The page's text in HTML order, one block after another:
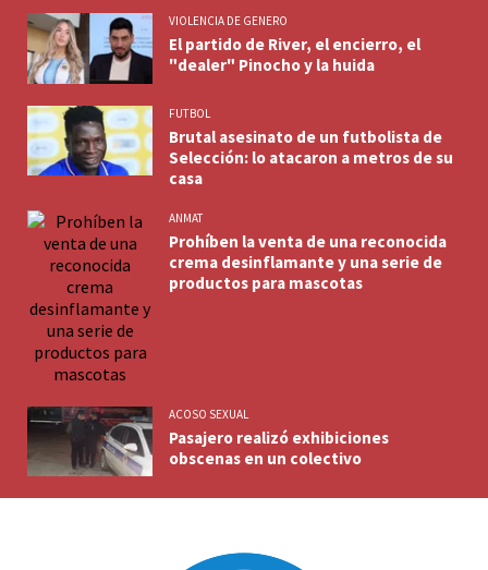
VIOLENCIA DE GENERO
El partido de River, el encierro, el
"dealer" Pinocho y la huida
FUTBOL
Brutal asesinato de un futbolista de
Selección: lo atacaron a metros de su
casa
ANMAT
Prohíben la venta de una reconocida
crema desinflamante y una serie de
productos para mascotas
ACOSO SEXUAL
Pasajero realizó exhibiciones
obscenas en un colectivo